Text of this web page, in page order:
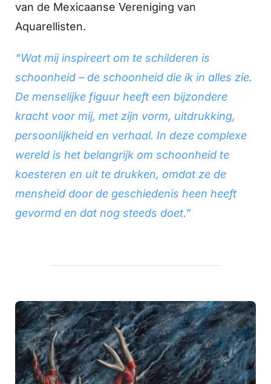
van de Mexicaanse Vereniging van
Aquarellisten.
“Wat mij inspireert om te schilderen is
schoonheid – de schoonheid die ik in alles zie.
De menselijke figuur heeft een bijzondere
kracht voor mij, met zijn vorm, uitdrukking,
persoonlijkheid en verhaal. In deze complexe
wereld is het belangrijk om schoonheid te
koesteren en uit te drukken, omdat ze de
mensheid door de geschiedenis heen heeft
gevormd en dat nog steeds doet.”